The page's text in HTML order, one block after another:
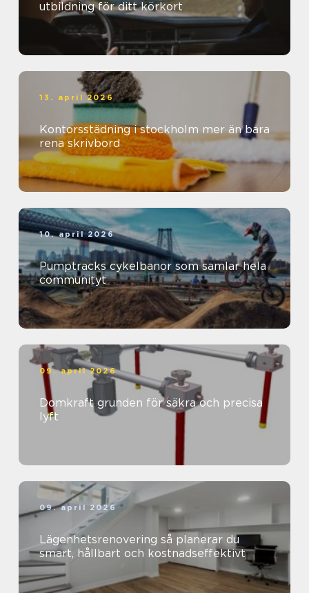
utbildning för ditt körkort
13. april 2026
Kontorsstädning i stockholm mer än bara
rena skrivbord
10. april 2026
Pumptracks cykelbanor som samlar hela
communityt
09. april 2026
Domkraft grunden för säkra och precisa
lyft
09. april 2026
Lägenhetsrenovering så planerar du
smart, hållbart och kostnadseffektivt